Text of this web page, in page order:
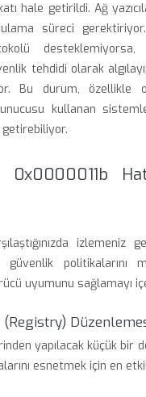
hale getirildi. Ağ
süreci
desteklemiyorsa,
tehdidi olarak
Bu durum, özellikle
kullanan
getirebiliyor.
0x0000011b
izlemeniz
politikalarını
uyumunu sağlamayı
(Registry)
yapılacak küçük bir
esnetmek için en